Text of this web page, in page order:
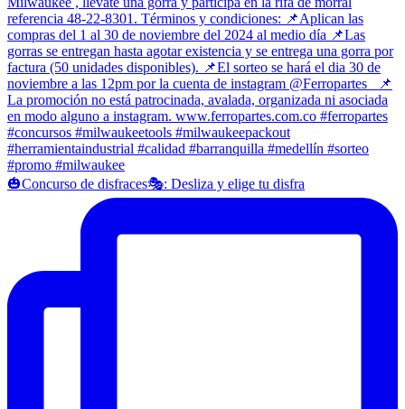
🎃Concurso de disfraces🎭: Desliza y elige tu disfra